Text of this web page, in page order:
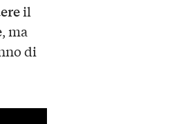
il
, ma
di